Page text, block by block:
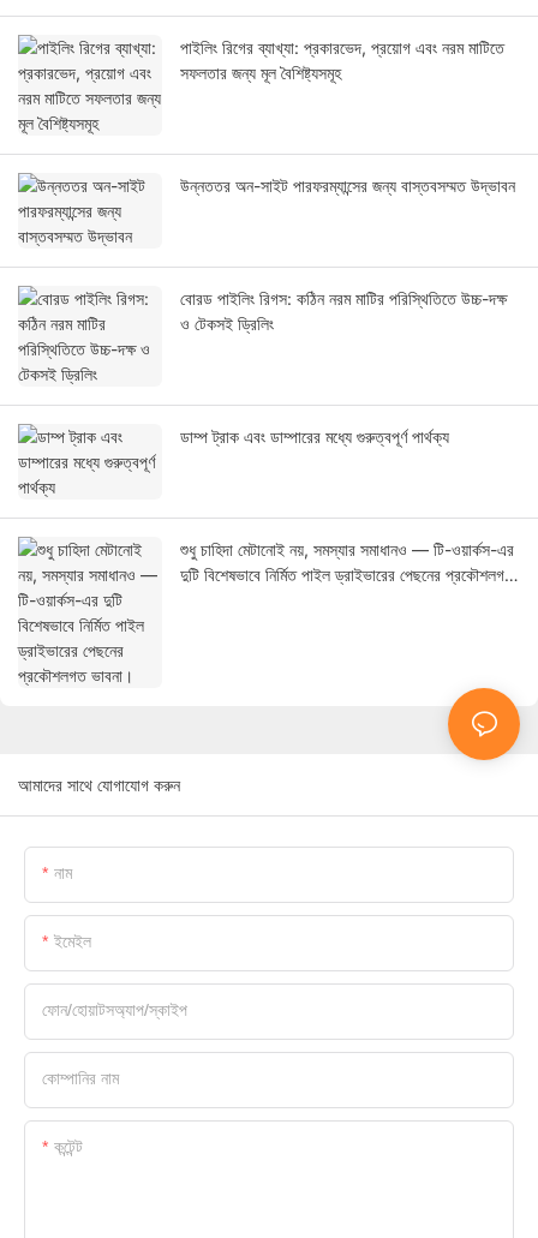
পাইলিং রিগের ব্যাখ্যা: প্রকারভেদ, প্রয়োগ এবং নরম মাটিতে
সফলতার জন্য মূল বৈশিষ্ট্যসমূহ
উন্নততর অন-সাইট পারফরম্যান্সের জন্য বাস্তবসম্মত উদ্ভাবন
বোরড পাইলিং রিগস: কঠিন নরম মাটির পরিস্থিতিতে উচ্চ-দক্ষ
ও টেকসই ড্রিলিং
ডাম্প ট্রাক এবং ডাম্পারের মধ্যে গুরুত্বপূর্ণ পার্থক্য
শুধু চাহিদা মেটানোই নয়, সমস্যার সমাধানও — টি-ওয়ার্কস-এর
দুটি বিশেষভাবে নির্মিত পাইল ড্রাইভারের পেছনের প্রকৌশলগত
আমাদের সাথে যোগাযোগ করুন
নাম
ইমেইল
ফোন/হোয়াটসঅ্যাপ/স্কাইপ
কোম্পানির নাম
কন্টেন্ট